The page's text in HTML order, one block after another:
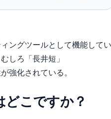
ングツールとして機能してい
しろ「長井短」
強化されている。
どこですか？